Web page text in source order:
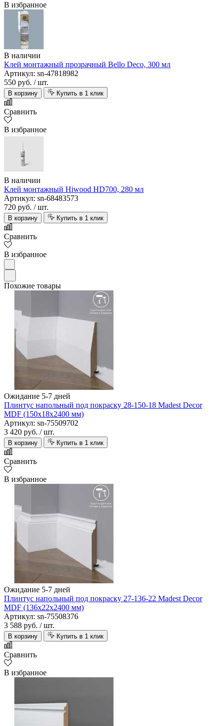
В избранное
В наличии
Клей монтажный прозрачный Bello Deco, 300 мл
Артикул: sn-47818982
550 руб. / шт.
В корзину Купить в 1 клик
Сравнить
В избранное
В наличии
Клей монтажный Hiwood HD700, 280 мл
Артикул: sn-68483573
720 руб. / шт.
В корзину Купить в 1 клик
Сравнить
В избранное
Похожие товары
Ожидание 5-7 дней
Плинтус напольный под покраску 28-150-18 Madest Decor
MDF (150х18х2400 мм)
Артикул: sn-75509702
3 420 руб. / шт.
В корзину Купить в 1 клик
Сравнить
В избранное
Ожидание 5-7 дней
Плинтус напольный под покраску 27-136-22 Madest Decor
MDF (136х22х2400 мм)
Артикул: sn-75508376
3 588 руб. / шт.
В корзину Купить в 1 клик
Сравнить
В избранное